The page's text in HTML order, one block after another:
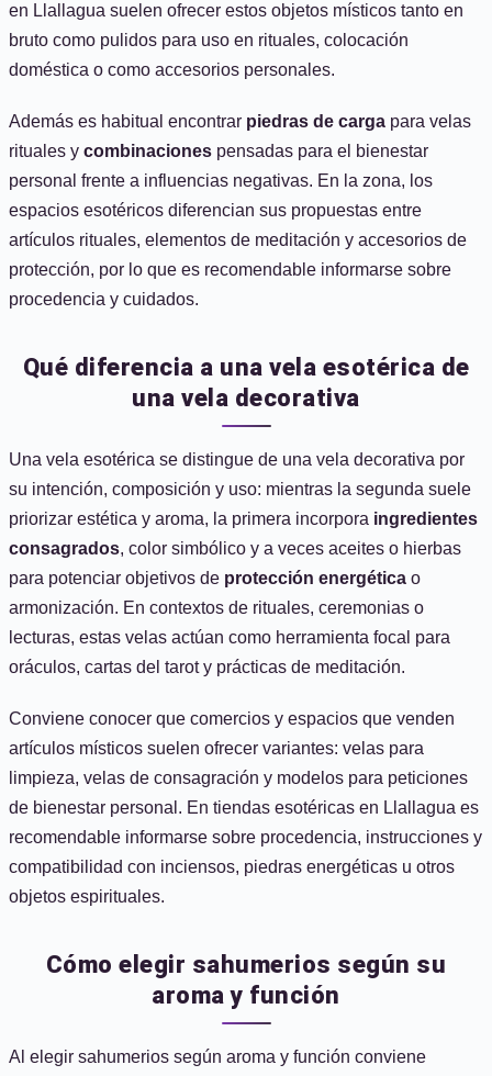
en Llallagua suelen ofrecer estos objetos místicos tanto en
bruto como pulidos para uso en rituales, colocación
doméstica o como accesorios personales.
Además es habitual encontrar piedras de carga para velas
rituales y combinaciones pensadas para el bienestar
personal frente a influencias negativas. En la zona, los
espacios esotéricos diferencian sus propuestas entre
artículos rituales, elementos de meditación y accesorios de
protección, por lo que es recomendable informarse sobre
procedencia y cuidados.
Qué diferencia a una vela esotérica de
una vela decorativa
Una vela esotérica se distingue de una vela decorativa por
su intención, composición y uso: mientras la segunda suele
priorizar estética y aroma, la primera incorpora ingredientes
consagrados, color simbólico y a veces aceites o hierbas
para potenciar objetivos de protección energética o
armonización. En contextos de rituales, ceremonias o
lecturas, estas velas actúan como herramienta focal para
oráculos, cartas del tarot y prácticas de meditación.
Conviene conocer que comercios y espacios que venden
artículos místicos suelen ofrecer variantes: velas para
limpieza, velas de consagración y modelos para peticiones
de bienestar personal. En tiendas esotéricas en Llallagua es
recomendable informarse sobre procedencia, instrucciones y
compatibilidad con inciensos, piedras energéticas u otros
objetos espirituales.
Cómo elegir sahumerios según su
aroma y función
Al elegir sahumerios según aroma y función conviene